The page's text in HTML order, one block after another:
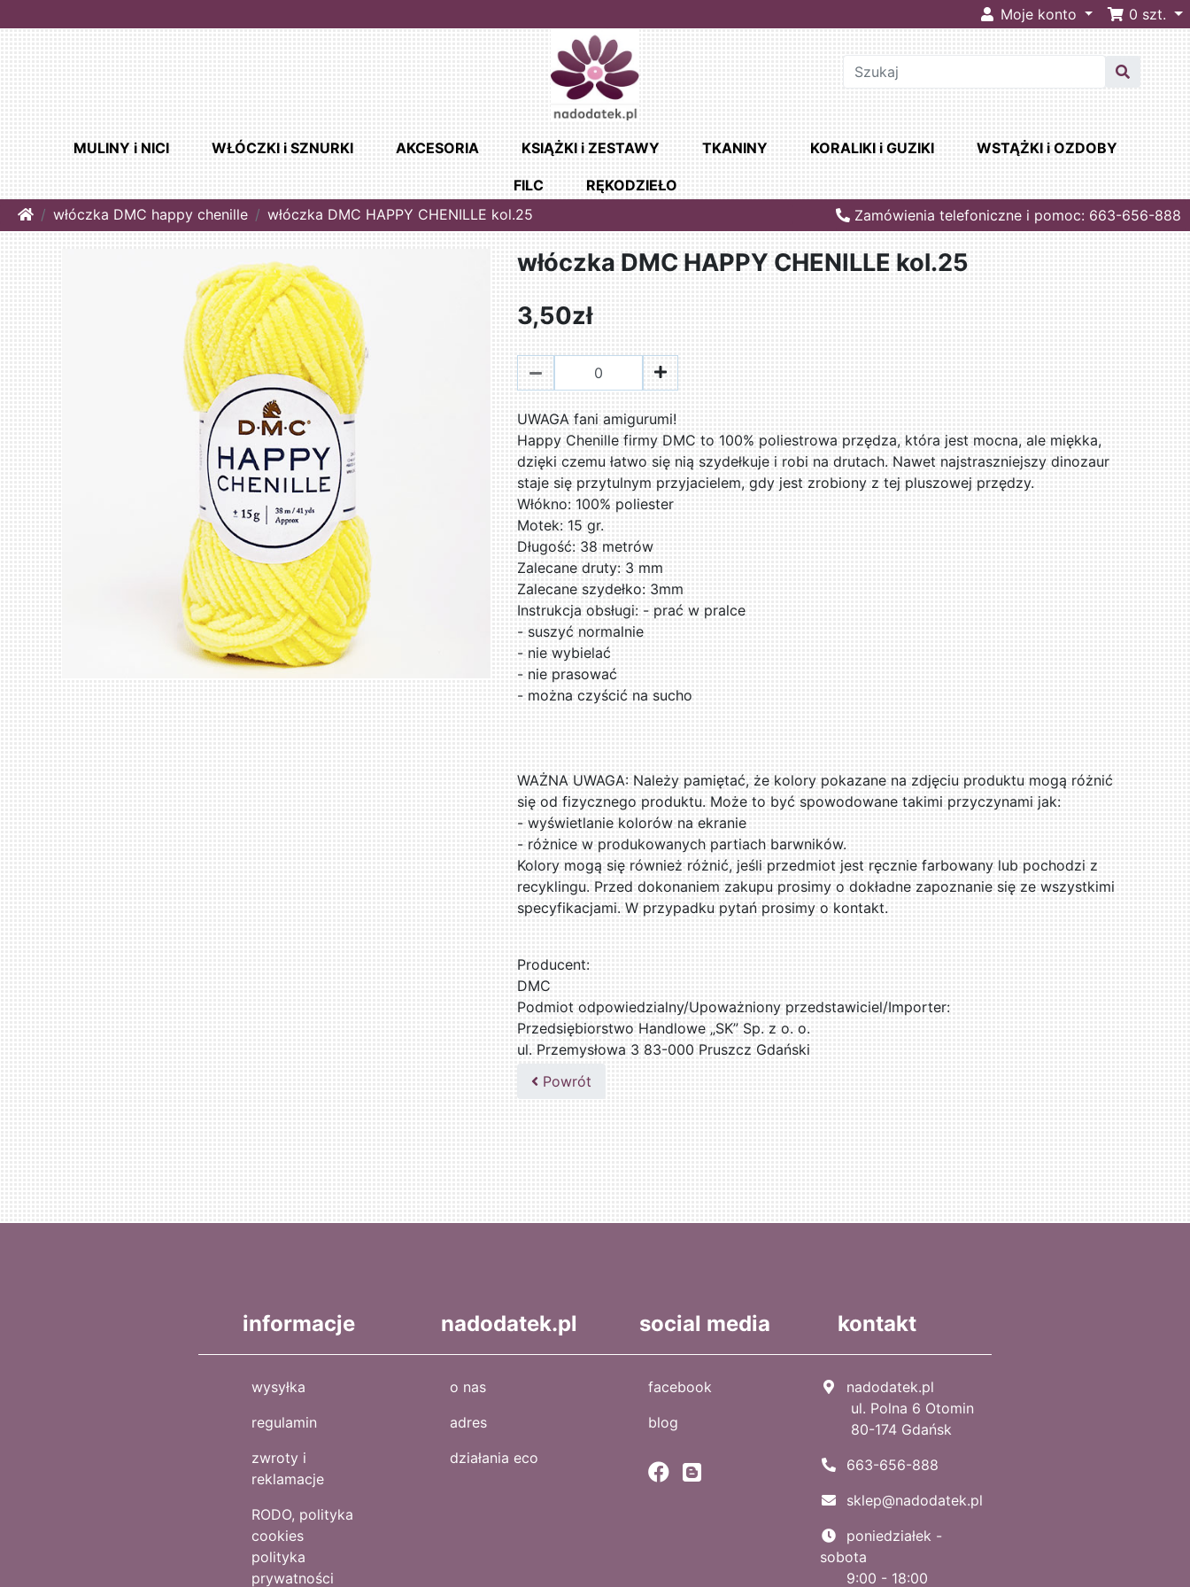
Moje konto 0 szt.
MULINY i NICI WŁÓCZKI i SZNURKI AKCESORIA KSIĄŻKI i ZESTAWY TKANINY KORALIKI i GUZIKI WSTĄŻKI i OZDOBY
FILC
RĘKODZIEŁO
Homewłóczka DMC happy chenille włóczka DMC HAPPY CHENILLE kol.25 Zamówienia telefoniczne i pomoc: 663-656-888
włóczka DMC HAPPY CHENILLE kol.25
3,50zł
UWAGA fani amigurumi!
Happy Chenille firmy DMC to 100% poliestrowa przędza, która jest mocna, ale miękka,
dzięki czemu łatwo się nią szydełkuje i robi na drutach. Nawet najstraszniejszy dinozaur
staje się przytulnym przyjacielem, gdy jest zrobiony z tej pluszowej przędzy.
Włókno: 100% poliester
Motek: 15 gr.
Długość: 38 metrów
Zalecane druty: 3 mm
Zalecane szydełko: 3mm
Instrukcja obsługi: - prać w pralce
- suszyć normalnie
- nie wybielać
- nie prasować
- można czyścić na sucho
WAŻNA UWAGA: Należy pamiętać, że kolory pokazane na zdjęciu produktu mogą różnić
się od fizycznego produktu. Może to być spowodowane takimi przyczynami jak:
- wyświetlanie kolorów na ekranie
- różnice w produkowanych partiach barwników.
Kolory mogą się również różnić, jeśli przedmiot jest ręcznie farbowany lub pochodzi z
recyklingu. Przed dokonaniem zakupu prosimy o dokładne zapoznanie się ze wszystkimi
specyfikacjami. W przypadku pytań prosimy o kontakt.
Producent:
DMC
Podmiot odpowiedzialny/Upoważniony przedstawiciel/Importer:
Przedsiębiorstwo Handlowe „SK” Sp. z o. o.
ul. Przemysłowa 3 83-000 Pruszcz Gdański
509076255
Powrót
informacje
wysyłka
regulamin
zwroty i
reklamacje
RODO, polityka
cookies
polityka
prywatności
nadodatek.pl
o nas
adres
działania eco
social media
facebook
blog
kontakt
nadodatek.pl
ul. Polna 6 Otomin
80-174 Gdańsk
663-656-888
sklep@nadodatek.pl
poniedziałek -
sobota
9:00 - 18:00